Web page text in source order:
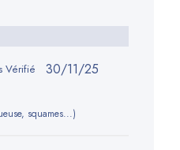
Vérifié
Date
publication
30/11/25
squames...)